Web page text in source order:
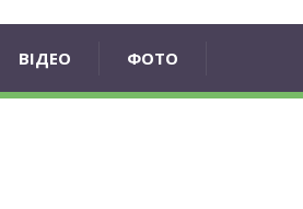
ВІДЕО ФОТО